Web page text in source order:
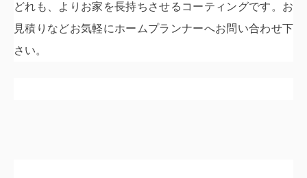
どれも、よりお家を長持ちさせるコーティングです。お
見積りなどお気軽にホームプランナーへお問い合わせ下
さい。